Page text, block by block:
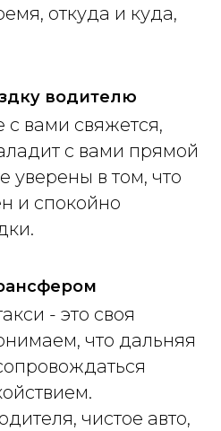
откуда и куда,
водителю
с вами свяжется,
с вами прямой
уверены в том, что
и спокойно
- это своя
что дальняя
чистое авто,